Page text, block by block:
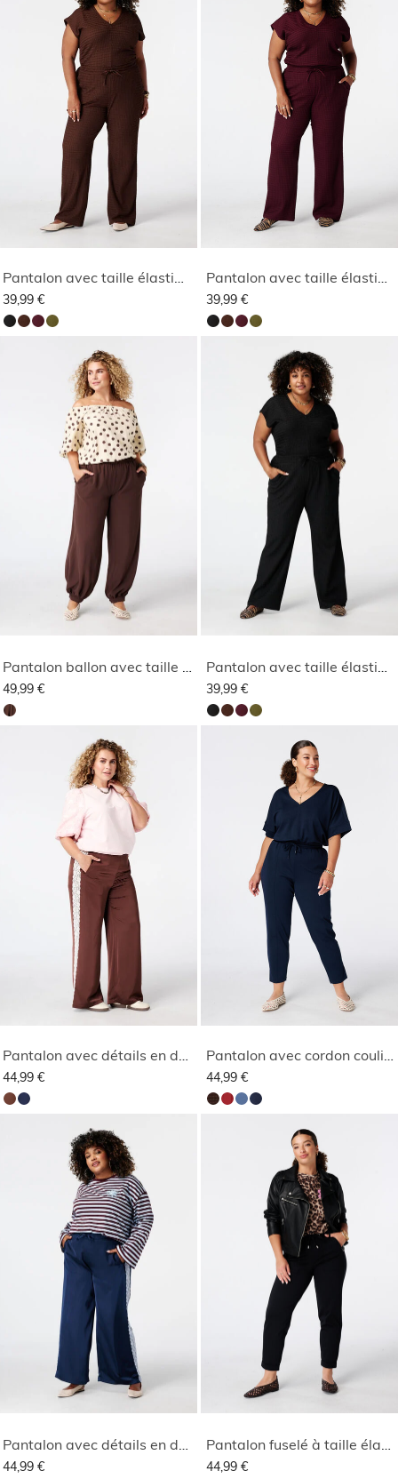
Pantalon avec taille élastique
39,99 €
Pantalon avec taille élastique
39,99 €
49,99 € 39,99 €
Pantalon avec détails en dentelle sur les côtés
44,99 €
Pantalon avec cordon coulissant
44,99 €
44,99 € 44,99 €